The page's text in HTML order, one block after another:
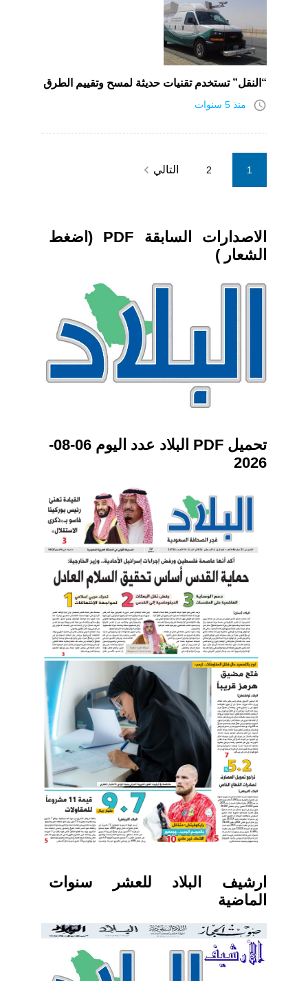
“النقل” تستخدم تقنيات حديثة لمسح وتقييم الطرق
access_time منذ 5 سنوات
pagination
1
2 التالي navigate_next
الاصدارات السابقة PDF (اضغط
الشعار )
تحميل PDF البلاد عدد اليوم 06-08-
2026
ارشيف البلاد للعشر سنوات
الماضية